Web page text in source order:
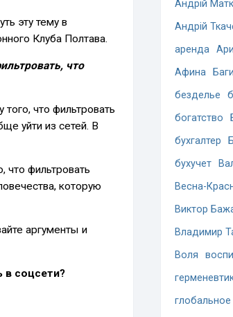
эту тему в
Клуба Полтава.
что
того, что фильтровать
уйти из сетей. В
что фильтровать
которую
аргументы и
в соцсети?
Андрій
Андрій
аренда
Афина
безделье
богатство
бухгалтер
бухучет
Весна-
Виктор
Владимир
Воля
глобальное